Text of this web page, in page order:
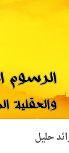
حليل